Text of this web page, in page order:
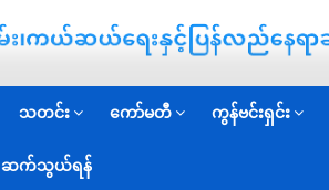
သတင်း ကော်မတီ ကွန်ဗင်းရှင်း
ဆက်သွယ်ရန်